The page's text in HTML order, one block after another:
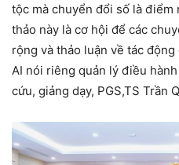
tộc mà chuyển đổi số là điểm
thảo này là cơ hội để các
rộng và thảo luận về tác
AI nói riêng quản lý điều
cứu, giảng dạy, PGS,TS Trần